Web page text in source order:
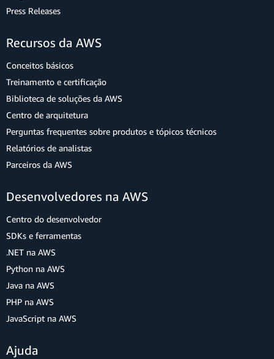
Press Releases
Recursos da AWS
Conceitos básicos
Treinamento e certificação
Biblioteca de soluções da AWS
Centro de arquitetura
Perguntas frequentes sobre produtos e tópicos técnicos
Relatórios de analistas
Parceiros da AWS
Desenvolvedores na AWS
Centro do desenvolvedor
SDKs e ferramentas
.NET na AWS
Python na AWS
Java na AWS
PHP na AWS
JavaScript na AWS
Ajuda